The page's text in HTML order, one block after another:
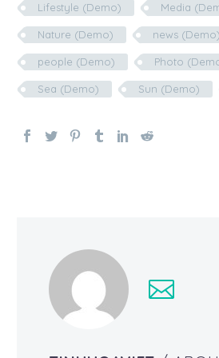
Lifestyle (Demo) Media
Nature (Demo) news (Demo)
people (Demo) Photo
Sea (Demo) Sun (Demo)